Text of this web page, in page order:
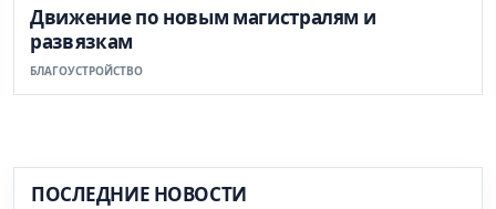
Движение по новым магистралям и
развязкам
БЛАГОУСТРОЙСТВО
ПОСЛЕДНИЕ НОВОСТИ